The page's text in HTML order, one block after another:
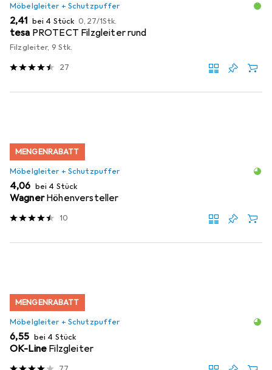
Möbelgleiter + Schutzpuffer
EUR
2,41 bei 4 Stück EUR
0,27/1Stk.
tesa PROTECT Filzgleiter rund
Filzgleiter, 9 Stk.
27
MENGENRABATT
Möbelgleiter + Schutzpuffer
EUR
4,06 bei 4 Stück
Wagner Höhenversteller
10
MENGENRABATT
Möbelgleiter + Schutzpuffer
EUR
6,55 bei 4 Stück
OK-Line Filzgleiter